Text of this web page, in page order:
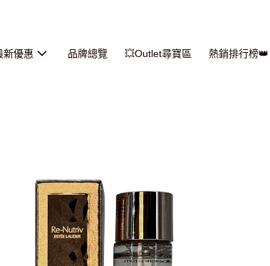
新優惠 品牌總覽 💥Outlet尋寶區 熱銷排行榜👑